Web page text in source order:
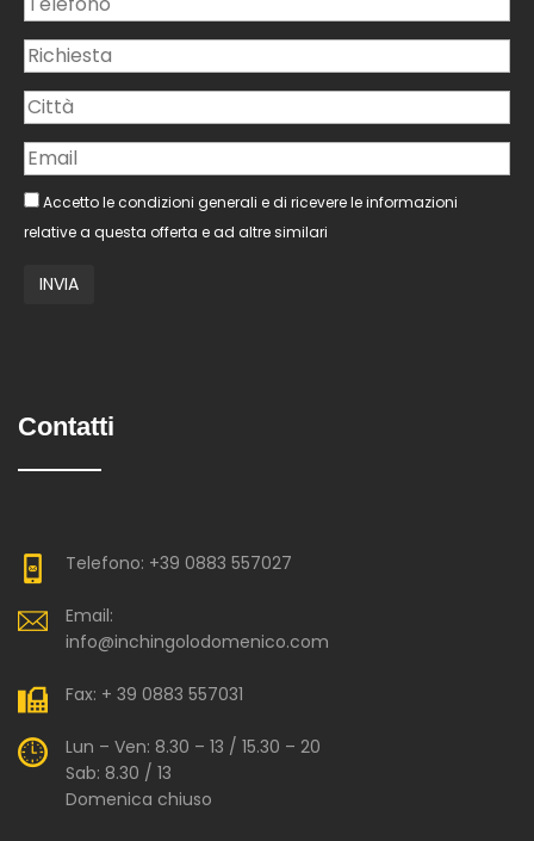
Accetto le condizioni generali e di ricevere le informazioni
relative a questa offerta e ad altre similari
Contatti
Telefono: +39 0883 557027
Email:
info@inchingolodomenico.com
Fax: + 39 0883 557031
Lun – Ven: 8.30 – 13 / 15.30 – 20
Sab: 8.30 / 13
Domenica chiuso